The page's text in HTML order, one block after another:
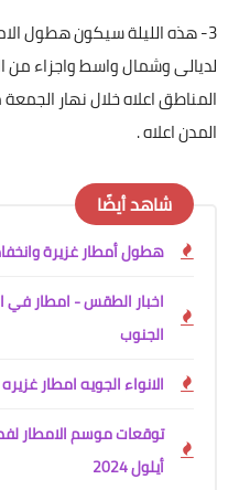
3- هذه الليلة سيكون هطول
لديالى وشمال واسط واجزاء
المناطق اعلاه خلال نهار
المدن اعلاه .
شاهد أيضًا
هطول أمطار غزيرة
اخبار الطقس - امطار في
الجنوب
الانواء الجويه امطار
أيلول 2024